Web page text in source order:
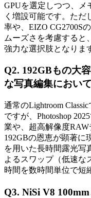
GPUを選定しつつ、メ
く増設可能です。ただ
率や、EIZO CG2700S
ムーズさを考慮すると
強力な選択肢となりま
Q2. 192GBもの大
な写真編集におい
通常のLightroom
ですが、Photoshop
業や、超高解像度RAW
192GBの恩恵が顕著に
を用いた長時間露光写
よるスワップ（低速な
時間を数時間単位で短
Q3. NiSi V8